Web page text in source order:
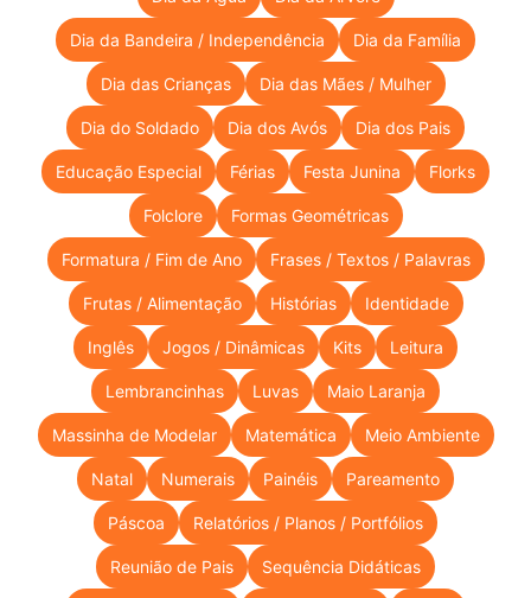
Dia da Bandeira / Independência Dia da Família
Dia das Crianças Dia das Mães / Mulher
Dia do Soldado Dia dos Avós Dia dos Pais
Educação Especial Férias Festa Junina Florks
Folclore Formas Geométricas
Formatura / Fim de Ano Frases / Textos / Palavras
Frutas / Alimentação Histórias Identidade
Inglês Jogos / Dinâmicas Kits Leitura
Lembrancinhas Luvas Maio Laranja
Massinha de Modelar Matemática Meio Ambiente
Natal Numerais Painéis Pareamento
Páscoa Relatórios / Planos / Portfólios
Reunião de Pais Sequência Didáticas